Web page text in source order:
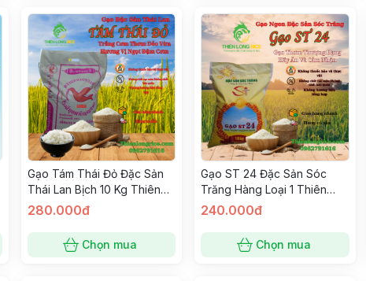
Gạo Tám Thái Đỏ Đặc Sản
Thái Lan Bịch 10 Kg Thiên
Long Rice Hàng Loại 1 Trắng
Cơm
280.000đ
Chọn mua
Gạo ST 24 Đặc Sản Sóc
Trăng Hàng Loại 1 Thiên
Long Rice Gạo Thơm
Cảm Nhận
240.000đ
Chọn mua